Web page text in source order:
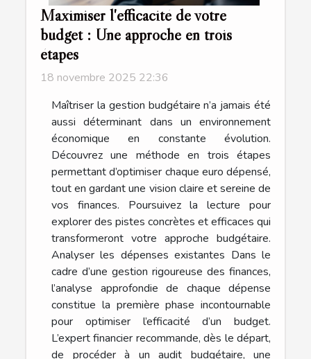
Maximiser l'efficacité de votre
budget : Une approche en trois
étapes
18 novembre 2025 22:36
Maîtriser la gestion budgétaire n’a jamais été
aussi déterminant dans un environnement
économique en constante évolution.
Découvrez une méthode en trois étapes
permettant d’optimiser chaque euro dépensé,
tout en gardant une vision claire et sereine de
vos finances. Poursuivez la lecture pour
explorer des pistes concrètes et efficaces qui
transformeront votre approche budgétaire.
Analyser les dépenses existantes Dans le
cadre d’une gestion rigoureuse des finances,
l’analyse approfondie de chaque dépense
constitue la première phase incontournable
pour optimiser l’efficacité d’un budget.
L’expert financier recommande, dès le départ,
de procéder à un audit budgétaire, une